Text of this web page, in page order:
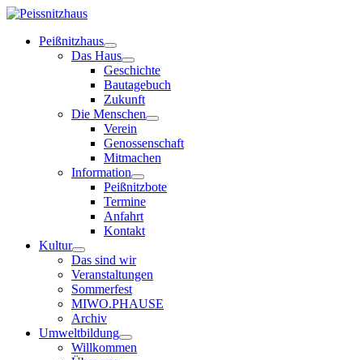
Peißnitzhaus
Das Haus
Geschichte
Bautagebuch
Zukunft
Die Menschen
Verein
Genossenschaft
Mitmachen
Information
Peißnitzbote
Termine
Anfahrt
Kontakt
Kultur
Das sind wir
Veranstaltungen
Sommerfest
MIWO.PHAUSE
Archiv
Umweltbildung
Willkommen